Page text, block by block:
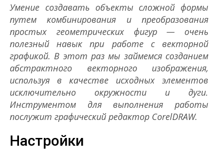
Умение создавать объекты сложной формы
путем комбинирования и преобразования
простых геометрических фигур — очень
полезный навык при работе с векторной
графикой. В этот раз мы займемся созданием
абстрактного векторного изображения,
используя в качестве исходных элементов
исключительно окружности и дуги.
Инструментом для выполнения работы
послужит графический редактор CorelDRAW.
Настройки